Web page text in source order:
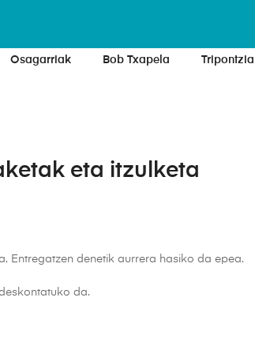
Osagarriak Bob Txapela Tripontzia
eta itzulketa
Entregatzen denetik aurrera hasiko da epea.
da.